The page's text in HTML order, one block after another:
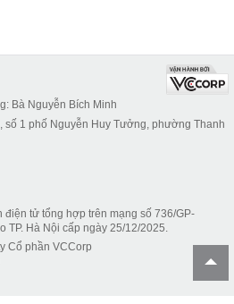
Bà Nguyễn Bích Minh
số 1 phố Nguyễn Huy Tưởng, phường Thanh
điện tử tổng hợp trên mạng số 736/GP-
TP. Hà Nội cấp ngày 25/12/2025.
Cổ phần VCCorp